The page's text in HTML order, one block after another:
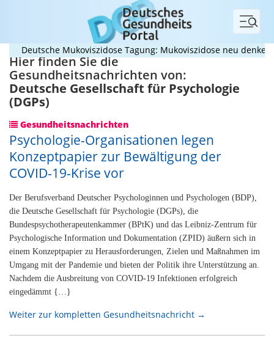
Menü
Deutsche Mukoviszidose Tagung: Mukoviszidose neu denken?
Hier finden Sie die
Gesundheitsnachrichten von:
Deutsche Gesellschaft für Psychologie
(DGPs)
Gesundheitsnachrichten
Psychologie-Organisationen legen
Konzeptpapier zur Bewältigung der
COVID-19-Krise vor
Der Berufsverband Deutscher Psychologinnen und Psychologen (BDP),
die Deutsche Gesellschaft für Psychologie (DGPs), die
Bundespsychotherapeutenkammer (BPtK) und das Leibniz-Zentrum für
Psychologische Information und Dokumentation (ZPID) äußern sich in
einem Konzeptpapier zu Herausforderungen, Zielen und Maßnahmen im
Umgang mit der Pandemie und bieten der Politik ihre Unterstützung an.
Nachdem die Ausbreitung von COVID-19 Infektionen erfolgreich
eingedämmt {…}
Weiter zur kompletten Gesundheitsnachricht →